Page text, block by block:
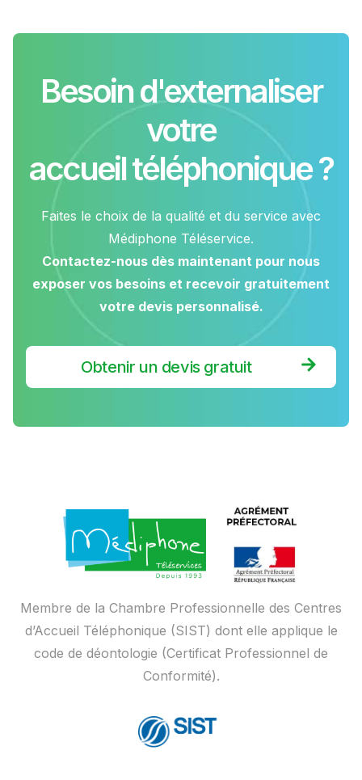
Besoin d'externaliser
votre
accueil téléphonique ?
Faites le choix de la qualité et du service avec
Médiphone Téléservice.
Contactez-nous dès maintenant pour nous
exposer vos besoins et recevoir gratuitement
votre devis personnalisé.
Obtenir un devis gratuit
Membre de la Chambre Professionnelle des Centres
d’Accueil Téléphonique (SIST) dont elle applique le
code de déontologie (Certificat Professionnel de
Conformité).